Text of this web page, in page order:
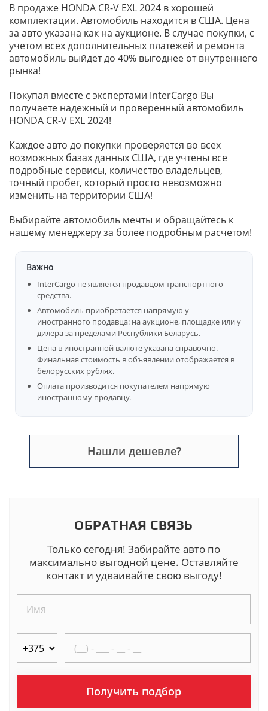
В продаже HONDA CR-V EXL 2024 в хорошей
комплектации. Автомобиль находится в США. Цена
за авто указана как на аукционе. В случае покупки, с
учетом всех дополнительных платежей и ремонта
автомобиль выйдет до 40% выгоднее от внутреннего
рынка!
Покупая вместе с экспертами InterCargo Вы
получаете надежный и проверенный автомобиль
HONDA CR-V EXL 2024!
Каждое авто до покупки проверяется во всех
возможных базах данных США, где учтены все
подробные сервисы, количество владельцев,
точный пробег, который просто невозможно
изменить на территории США!
Выбирайте автомобиль мечты и обращайтесь к
нашему менеджеру за более подробным расчетом!
Важно
InterCargo не является продавцом транспортного
средства.
Автомобиль приобретается напрямую у
иностранного продавца: на аукционе, площадке или у
дилера за пределами Республики Беларусь.
Цена в иностранной валюте указана справочно.
Финальная стоимость в объявлении отображается в
белорусских рублях.
Оплата производится покупателем напрямую
иностранному продавцу.
Нашли дешевле?
ОБРАТНАЯ СВЯЗЬ
Только сегодня! Забирайте авто по
максимально выгодной цене. Оставляйте
контакт и удваивайте свою выгоду!
Получить подбор